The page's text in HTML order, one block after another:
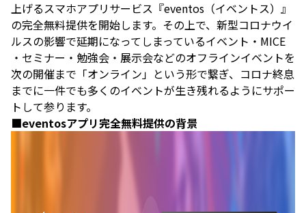
上げるスマホアプリサービス『eventos（イベントス）』
の完全無料提供を開始します。その上で、新型コロナウイ
ルスの影響で延期になってしまっているイベント・MICE
・セミナー・勉強会・展示会などのオフラインイベントを
次の開催まで「オンライン」という形で繋ぎ、コロナ終息
までに一件でも多くのイベントが生き残れるようにサポー
トして参ります。
■eventosアプリ完全無料提供の背景